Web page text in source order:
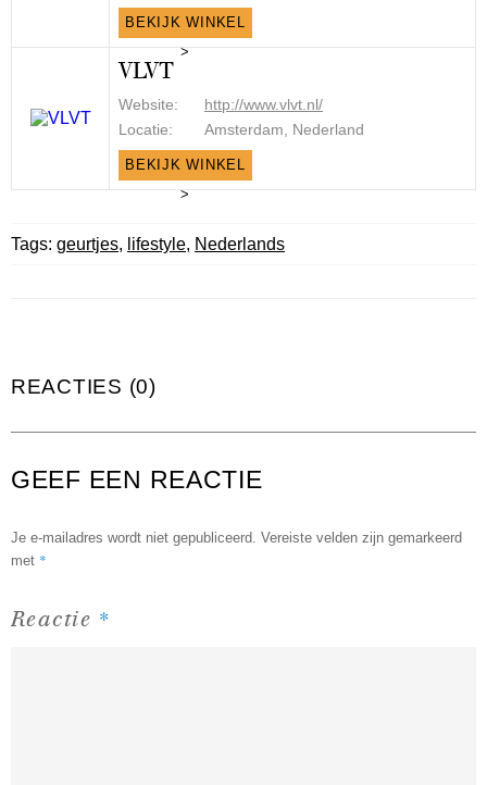
BEKIJK WINKEL
>
VLVT
Website:
http://www.vlvt.nl/
Locatie:
Amsterdam, Nederland
BEKIJK WINKEL
>
Tags: geurtjes, lifestyle, Nederlands
REACTIES (0)
GEEF EEN REACTIE
Je e-mailadres wordt niet gepubliceerd. Vereiste velden zijn gemarkeerd
met *
Reactie *